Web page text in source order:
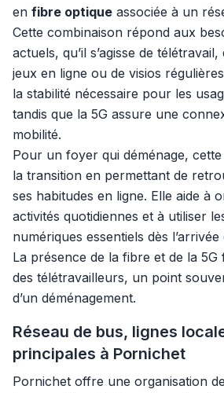
en fibre optique associée à un
Cette combinaison répond aux
actuels, qu’il s’agisse de
jeux en ligne ou de visios
la stabilité nécessaire pour les
tandis que la 5G assure une
mobilité.
Pour un foyer qui déménage,
la transition en permettant de
ses habitudes en ligne. Elle aide à
activités quotidiennes et à utiliser
numériques essentiels dès
La présence de la fibre et de la 5G
des télétravailleurs, un point
d’un déménagement.
Réseau de bus, lignes
principales à Pornichet
Pornichet offre une organisation